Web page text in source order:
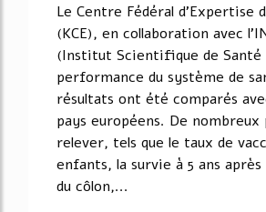
Le Centre Fédéral d'Expertise
(KCE), en collaboration avec
(Institut Scientifique de Santé
performance du système de
résultats ont été comparés
pays européens. De
relever, tels que le taux de
enfants, la survie à 5 ans
du côlon,...